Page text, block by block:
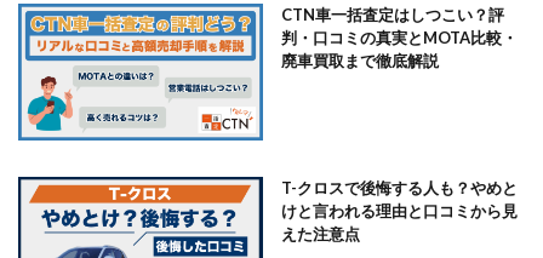
CTN車一括査定はしつこい？評
判・口コミの真実とMOTA比較・
廃車買取まで徹底解説
T-クロスで後悔する人も？やめと
けと言われる理由と口コミから見
えた注意点